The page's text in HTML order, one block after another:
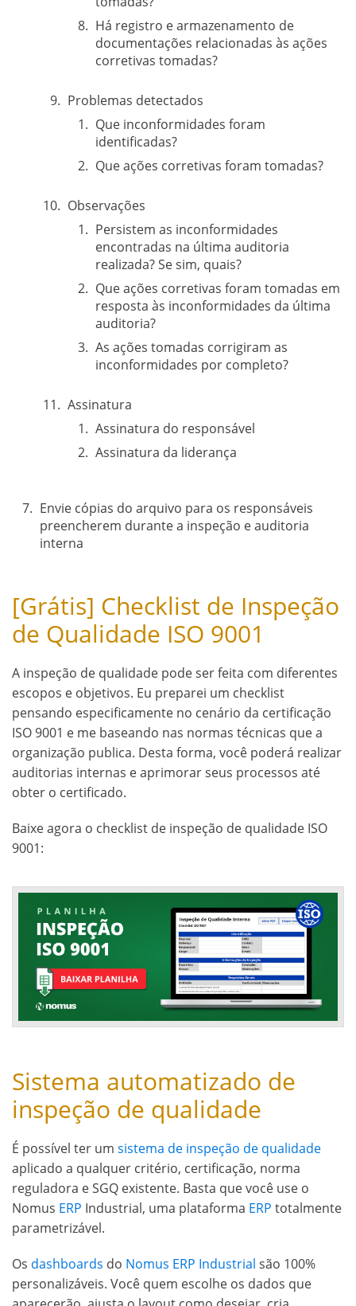
Há registro e armazenamento de
documentações relacionadas às ações
corretivas tomadas?
Problemas detectados
Que inconformidades foram
identificadas?
Que ações corretivas foram tomadas?
Observações
Persistem as inconformidades
encontradas na última auditoria
realizada? Se sim, quais?
Que ações corretivas foram tomadas em
resposta às inconformidades da última
auditoria?
As ações tomadas corrigiram as
inconformidades por completo?
Assinatura
Assinatura do responsável
Assinatura da liderança
Envie cópias do arquivo para os responsáveis
preencherem durante a inspeção e auditoria
interna
[Grátis] Checklist de Inspeção
de Qualidade ISO 9001
A inspeção de qualidade pode ser feita com diferentes
escopos e objetivos. Eu preparei um checklist
pensando especificamente no cenário da certificação
ISO 9001 e me baseando nas normas técnicas que a
organização publica. Desta forma, você poderá realizar
auditorias internas e aprimorar seus processos até
obter o certificado.
Baixe agora o checklist de inspeção de qualidade ISO
9001:
Sistema automatizado de
inspeção de qualidade
É possível ter um sistema de inspeção de qualidade
aplicado a qualquer critério, certificação, norma
reguladora e SGQ existente. Basta que você use o
Nomus ERP Industrial, uma plataforma ERP totalmente
parametrizável.
Os dashboards do Nomus ERP Industrial são 100%
personalizáveis. Você quem escolhe os dados que